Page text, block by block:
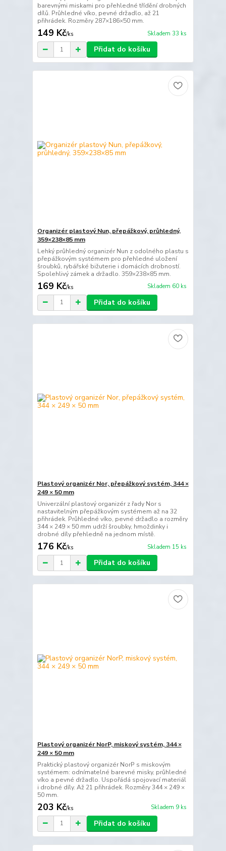
barevnými miskami pro přehledné třídění drobných
dílů. Průhledné víko, pevné držadlo, až 21
přihrádek. Rozměry 287×186×50 mm.
149 Kč/ks Skladem 33 ks
Přidat do košíku
Organizér plastový Nun, přepážkový, průhledný,
359×238×85 mm
Lehký průhledný organizér Nun z odolného plastu s
přepážkovým systémem pro přehledné uložení
šroubků, rybářské bižuterie i domácích drobností.
Spolehlivý zámek a držadlo. 359×238×85 mm.
169 Kč/ks Skladem 60 ks
Přidat do košíku
Plastový organizér Nor, přepážkový systém, 344 ×
249 × 50 mm
Univerzální plastový organizér z řady Nor s
nastavitelným přepážkovým systémem až na 32
přihrádek. Průhledné víko, pevné držadlo a rozměry
344 × 249 × 50 mm udrží šroubky, hmoždinky i
drobné díly přehledně na jednom místě.
176 Kč/ks Skladem 15 ks
Přidat do košíku
Plastový organizér NorP, miskový systém, 344 ×
249 × 50 mm
Praktický plastový organizér NorP s miskovým
systémem: odnímatelné barevné misky, průhledné
víko a pevné držadlo. Uspořádá spojovací materiál
i drobné díly. Až 21 přihrádek. Rozměry 344 × 249 ×
50 mm.
203 Kč/ks Skladem 9 ks
Přidat do košíku